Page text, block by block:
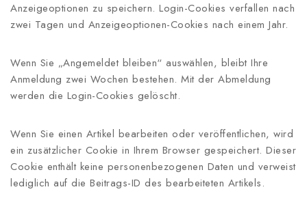
Anzeigeoptionen zu speichern. Login-Cookies verfallen nach
zwei Tagen und Anzeigeoptionen-Cookies nach einem Jahr.
Wenn Sie „Angemeldet bleiben“ auswählen, bleibt Ihre
Anmeldung zwei Wochen bestehen. Mit der Abmeldung
werden die Login-Cookies gelöscht.
Wenn Sie einen Artikel bearbeiten oder veröffentlichen, wird
ein zusätzlicher Cookie in Ihrem Browser gespeichert. Dieser
Cookie enthält keine personenbezogenen Daten und verweist
lediglich auf die Beitrags-ID des bearbeiteten Artikels.